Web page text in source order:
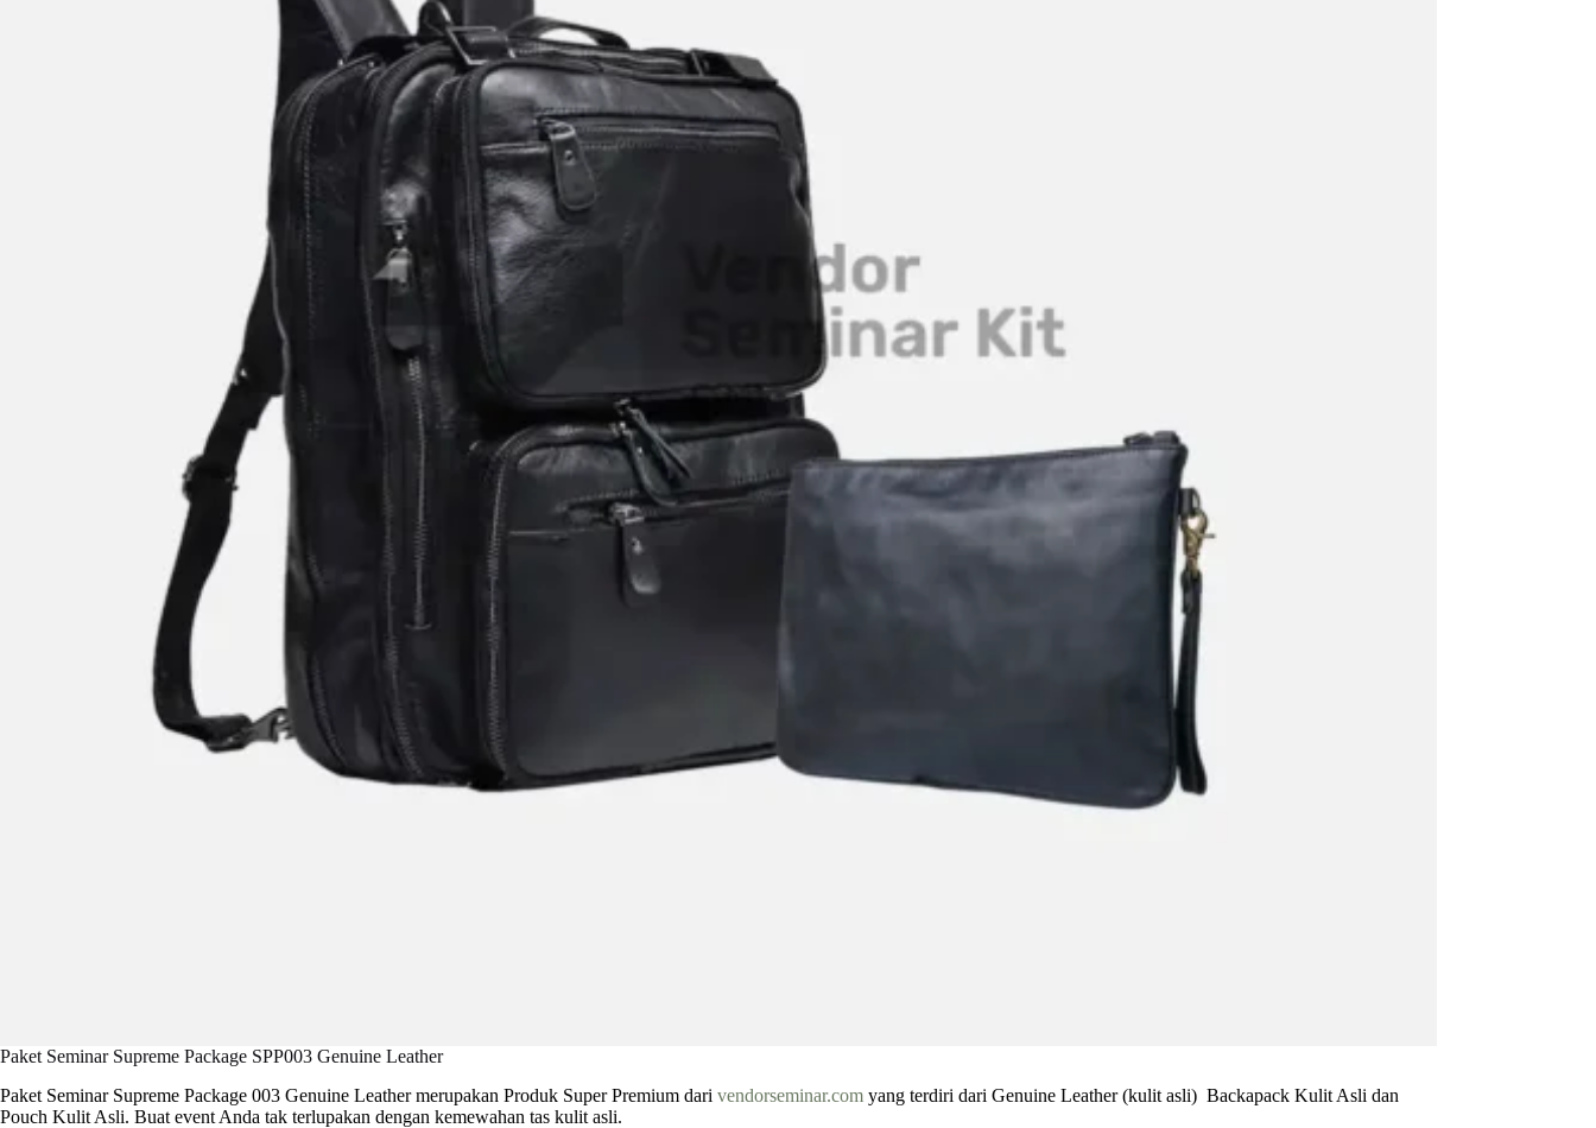
Paket Seminar Supreme Package SPP003 Genuine Leather
Paket Seminar Supreme Package 003 Genuine Leather merupakan Produk Super Premium dari vendorseminar.com yang terdiri dari Genuine Leather (kulit asli) Backapack Kulit Asli dan
Pouch Kulit Asli. Buat event Anda tak terlupakan dengan kemewahan tas kulit asli.